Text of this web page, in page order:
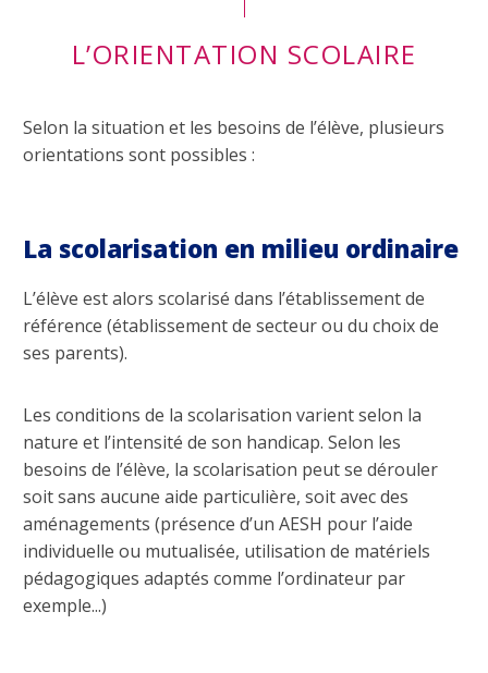
L’ORIENTATION SCOLAIRE
Selon la situation et les besoins de l’élève, plusieurs
orientations sont possibles :
La scolarisation en milieu ordinaire
L’élève est alors scolarisé dans l’établissement de
référence (établissement de secteur ou du choix de
ses parents).
Les conditions de la scolarisation varient selon la
nature et l’intensité de son handicap. Selon les
besoins de l’élève, la scolarisation peut se dérouler
soit sans aucune aide particulière, soit avec des
aménagements (présence d’un AESH pour l’aide
individuelle ou mutualisée, utilisation de matériels
pédagogiques adaptés comme l’ordinateur par
exemple...)